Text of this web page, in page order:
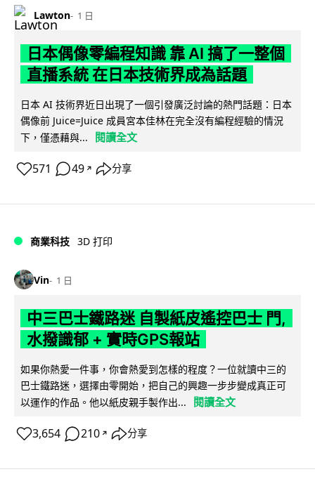
Lawton 1 日
日本偶像零編程知識 靠 AI 搞了一整個
直播系統 在日本技術界成為話題
日本 AI 技術界近日出現了一個引發廣泛討論的熱門話題：日本
偶像前 Juice=Juice 成員宮本佳林在完全沒有編程經驗的情況
下，僅憑藉與...
閱讀全文
571 49 ↗ 分享
商業科技 3D 打印
Vin 1 日
中三巴士鐵路迷 自製紙皮遙控巴士 門,
水撥識郁 + 實時GPS報站
如果你熱愛一件事，你會熱愛到怎樣的程度？一位就讀中三的
巴士鐵路迷，選擇由零開始，把自己的興趣一步步變成真正可
以運作的作品。他以紙皮親手製作出...
閱讀全文
3,654 210 ↗ 分享